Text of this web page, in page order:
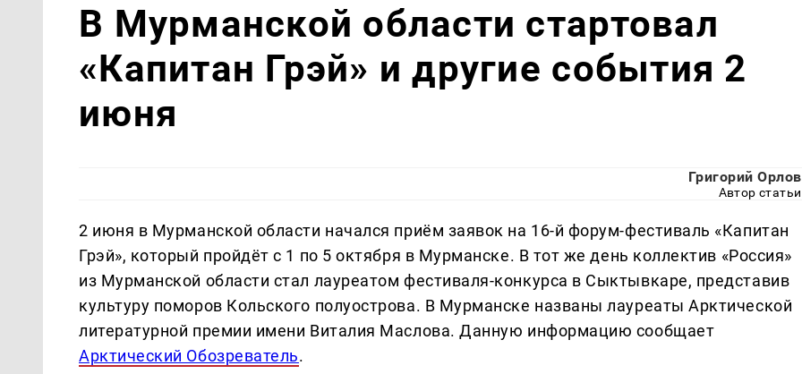
В Мурманской области стартовал
«Капитан Грэй» и другие события 2
июня
Григорий Орлов
Автор статьи
2 июня в Мурманской области начался приём заявок на 16-й форум-фестиваль «Капитан
Грэй», который пройдёт с 1 по 5 октября в Мурманске. В тот же день коллектив «Россия»
из Мурманской области стал лауреатом фестиваля-конкурса в Сыктывкаре, представив
культуру поморов Кольского полуострова. В Мурманске названы лауреаты Арктической
литературной премии имени Виталия Маслова. Данную информацию сообщает
Арктический Обозреватель.